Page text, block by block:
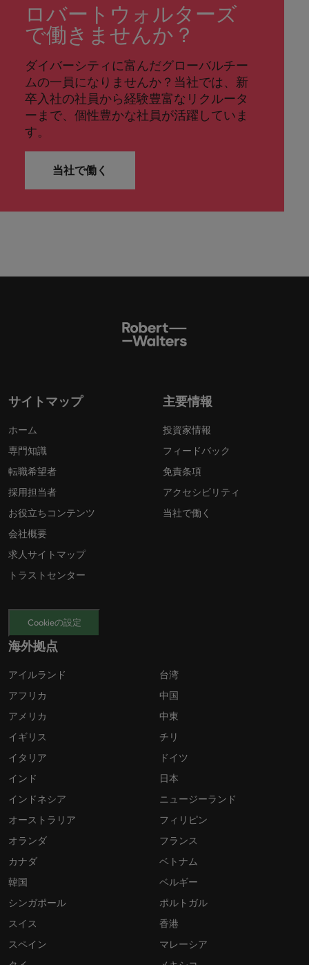
ロバートウォルターズ
で働きませんか？
ダイバーシティに富んだグローバルチー
ムの一員になりませんか？当社では、新
卒入社の社員から経験豊富なリクルータ
ーまで、個性豊かな社員が活躍していま
す。
当社で働く
サイトマップ
ホーム
専門知識
転職希望者
採用担当者
お役立ちコンテンツ
会社概要
求人サイトマップ
トラストセンター
主要情報
投資家情報
フィードバック
免責条項
アクセシビリティ
当社で働く
Cookieの設定
海外拠点
アイルランド
アフリカ
アメリカ
イギリス
イタリア
インド
インドネシア
オーストラリア
オランダ
カナダ
韓国
シンガポール
スイス
スペイン
台湾
中国
中東
チリ
ドイツ
日本
ニュージーランド
フィリピン
フランス
ベトナム
ベルギー
ポルトガル
香港
マレーシア